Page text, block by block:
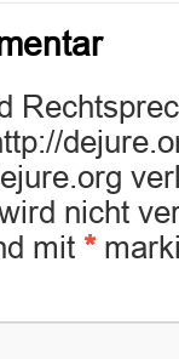
nicht
mit *